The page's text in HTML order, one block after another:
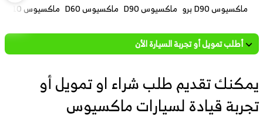
ماكسيوس D90 برو ماكسيوس D90 ماكسيوس D60 ماكسيوس G10
أطلب تمويل أو تجربة السيارة الأن
يمكنك تقديم طلب شراء او تمويل أو
تجربة قيادة لسيارات ماكسيوس